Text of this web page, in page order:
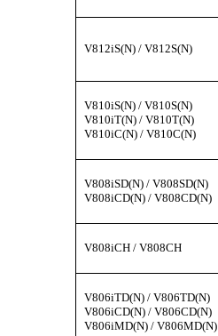
V812iS(N) / V812S(N)
V810iS(N) / V810S(N)
V810iT(N) / V810T(N)
V810iC(N) / V810C(N)
V808iSD(N) / V808SD(N)
V808iCD(N) / V808CD(N)
V808iCH / V808CH
V806iTD(N) / V806TD(N)
V806iCD(N) / V806CD(N)
V806iMD(N) / V806MD(N)